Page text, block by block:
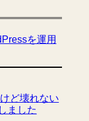
を運用
ど壊れない
ました